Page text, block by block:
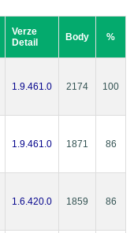
Verze
Detail
Body %
1.9.461.0 2174 100
1.9.461.0 1871 86
1.6.420.0 1859 86